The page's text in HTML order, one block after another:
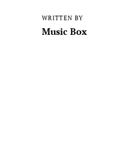
WRITTEN BY
Music Box